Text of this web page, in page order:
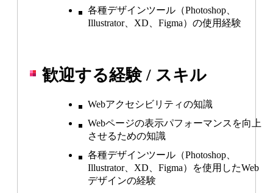
各種デザインツール（Photoshop、
Illustrator、XD、Figma）の使用経験
歓迎する経験 / スキル
Webアクセシビリティの知識
Webページの表示パフォーマンスを向上
させるための知識
各種デザインツール（Photoshop、
Illustrator、XD、Figma）を使用したWeb
デザインの経験